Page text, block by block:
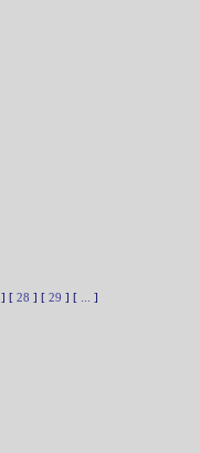
] [ 28 ] [ 29 ] [ ]